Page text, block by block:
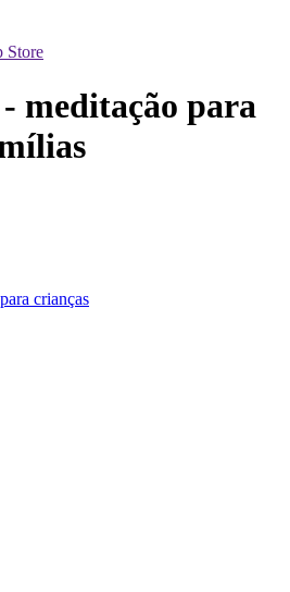
Store
meditação para
crianças